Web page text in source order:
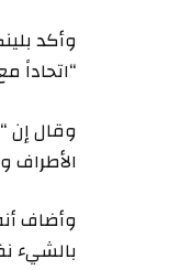
وأكد
وقال إن
الأطراف
وأضاف
بالشيء